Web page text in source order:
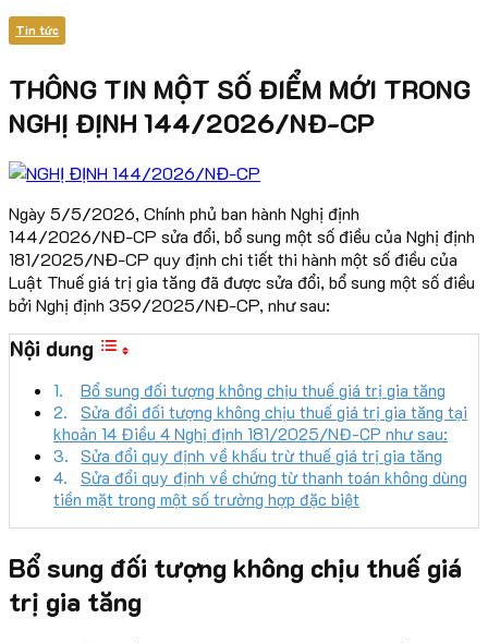
Tin tức
THÔNG TIN MỘT SỐ ĐIỂM MỚI TRONG
NGHỊ ĐỊNH 144/2026/NĐ-CP
Ngày 5/5/2026, Chính phủ ban hành Nghị định
144/2026/NĐ-CP sửa đổi, bổ sung một số điều của Nghị định
181/2025/NĐ-CP quy định chi tiết thi hành một số điều của
Luật Thuế giá trị gia tăng đã được sửa đổi, bổ sung một số điều
bởi Nghị định 359/2025/NĐ-CP, như sau:
Nội dung
Bổ sung đối tượng không chịu thuế giá trị gia tăng
Sửa đổi đối tượng không chịu thuế giá trị gia tăng tại
khoản 14 Điều 4 Nghị định 181/2025/NĐ-CP như sau:
Sửa đổi quy định về khấu trừ thuế giá trị gia tăng
Sửa đổi quy định về chứng từ thanh toán không dùng
tiền mặt trong một số trường hợp đặc biệt
Bổ sung đối tượng không chịu thuế giá
trị gia tăng